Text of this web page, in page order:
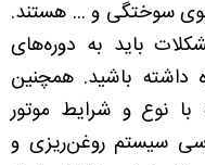
سوختگی و ... هستند.
باید به دوره‌های
داشته باشید. همچنین
با نوع و شرایط موتور
سیستم روغن‌ریزی و